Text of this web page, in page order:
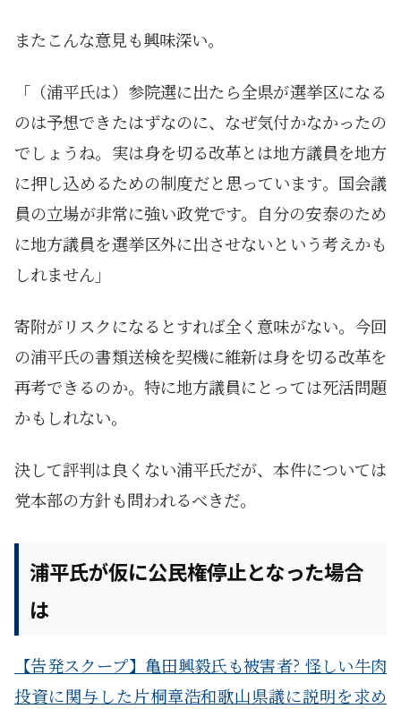
またこんな意見も興味深い。
「（浦平氏は）参院選に出たら全県が選挙区になる
のは予想できたはずなのに、なぜ気付かなかったの
でしょうね。実は身を切る改革とは地方議員を地方
に押し込めるための制度だと思っています。国会議
員の立場が非常に強い政党です。自分の安泰のため
に地方議員を選挙区外に出させないという考えかも
しれません」
寄附がリスクになるとすれば全く意味がない。今回
の浦平氏の書類送検を契機に維新は身を切る改革を
再考できるのか。特に地方議員にとっては死活問題
かもしれない。
決して評判は良くない浦平氏だが、本件については
党本部の方針も問われるべきだ。
浦平氏が仮に公民権停止となった場合
は
【告発スクープ】亀田興毅氏も被害者? 怪しい牛肉
投資に関与した片桐章浩和歌山県議に説明を求め